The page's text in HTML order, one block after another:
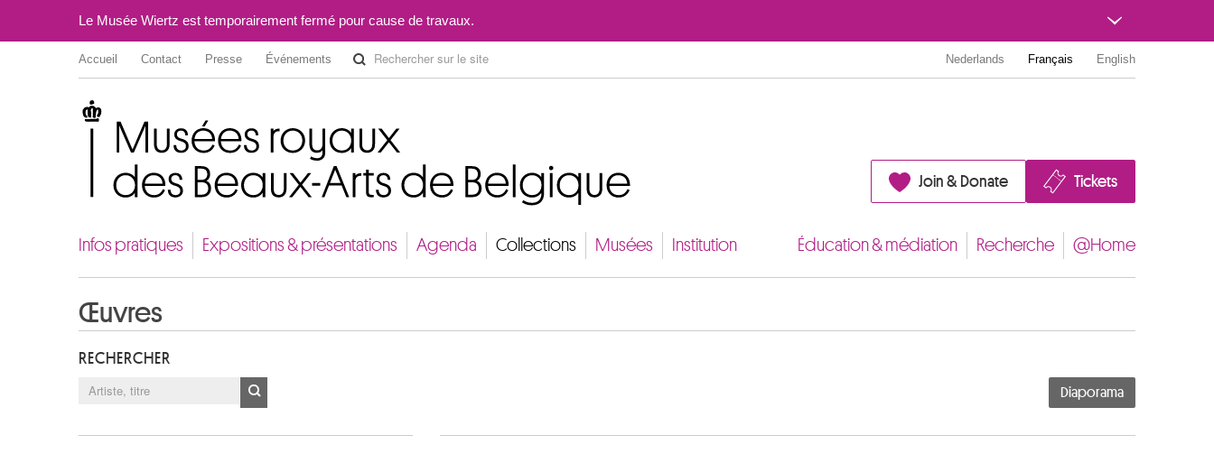
Le Musée Wiertz est temporairement fermé pour cause de travaux.
Accueil Contact Presse Événements Nederlands Français English
Join & Donate Tickets
Infos pratiques Expositions & présentations Agenda Collections Musées Institution Éducation & médiation Recherche @Home
Œuvres
RECHERCHER
Diaporama